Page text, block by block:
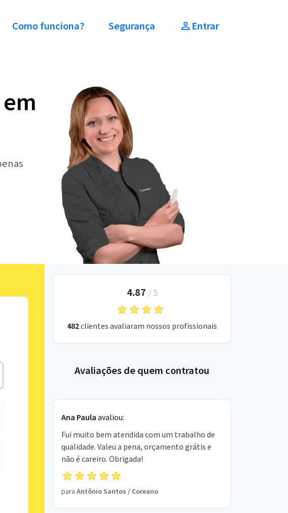
Como funciona? Segurança Entrar
4.87 / 5
482clientes avaliaram nossos profissionais
Avaliações de quem contratou
Ana Paula avaliou:
Fui muito bem atendida com um trabalho de
qualidade. Valeu a pena, orçamento grátis e
não é careiro. Obrigada!
para Antônio Santos / Coreano